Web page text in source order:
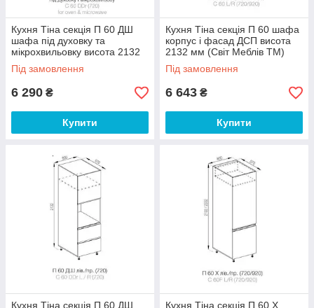
Кухня Тіна секція П 60 ДШ
шафа під духовку та
мікрохвильовку висота 2132
мм (Світ Меблів ТМ)
Під замовлення
6 290 ₴
Купити
Кухня Тіна секція П 60 шафа
корпус і фасад ДСП висота
2132 мм (Світ Меблів ТМ)
Під замовлення
6 643 ₴
Купити
Кухня Тіна секція П 60 ДШ
Кухня Тіна секція П 60 Х